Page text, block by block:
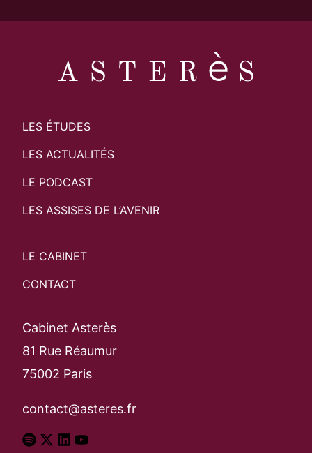
LES ÉTUDES
LES ACTUALITÉS
LE PODCAST
LES ASSISES DE L’AVENIR
LE CABINET
CONTACT
Cabinet Asterès
81 Rue Réaumur
75002 Paris
contact@asteres.fr